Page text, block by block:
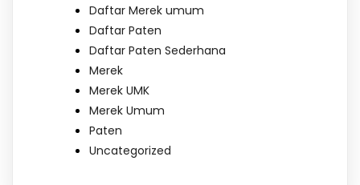
Daftar Merek umum
Daftar Paten
Daftar Paten Sederhana
Merek
Merek UMK
Merek Umum
Paten
Uncategorized